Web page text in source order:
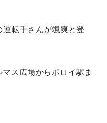
転手さんが颯爽と登
ス広場からポロイ駅ま